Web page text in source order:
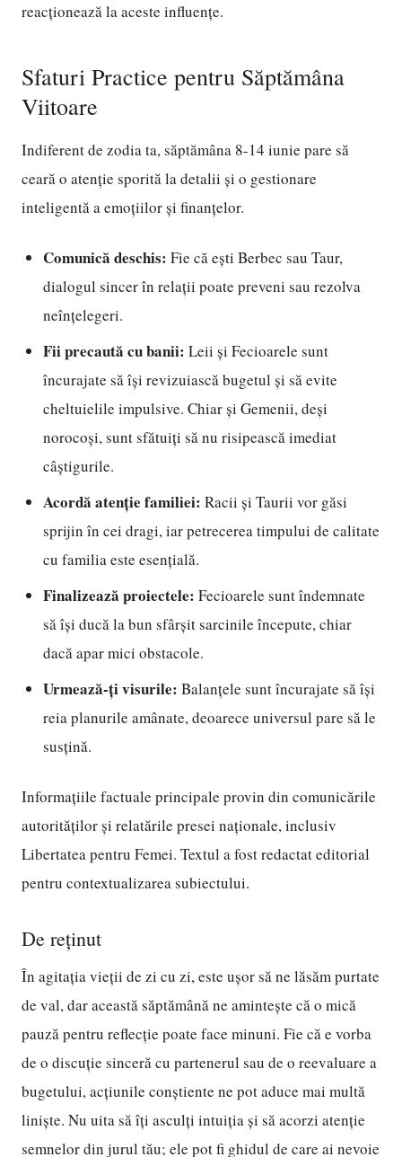
reacționează la aceste influențe.
Sfaturi Practice pentru Săptămâna
Viitoare
Indiferent de zodia ta, săptămâna 8-14 iunie pare să
ceară o atenție sporită la detalii și o gestionare
inteligentă a emoțiilor și finanțelor.
Comunică deschis: Fie că ești Berbec sau Taur,
dialogul sincer în relații poate preveni sau rezolva
neînțelegeri.
Fii precaută cu banii: Leii și Fecioarele sunt
încurajate să își revizuiască bugetul și să evite
cheltuielile impulsive. Chiar și Gemenii, deși
norocoși, sunt sfătuiți să nu risipească imediat
câștigurile.
Acordă atenție familiei: Racii și Taurii vor găsi
sprijin în cei dragi, iar petrecerea timpului de calitate
cu familia este esențială.
Finalizează proiectele: Fecioarele sunt îndemnate
să își ducă la bun sfârșit sarcinile începute, chiar
dacă apar mici obstacole.
Urmează-ți visurile: Balanțele sunt încurajate să își
reia planurile amânate, deoarece universul pare să le
susțină.
Informațiile factuale principale provin din comunicările
autorităților și relatările presei naționale, inclusiv
Libertatea pentru Femei. Textul a fost redactat editorial
pentru contextualizarea subiectului.
De reținut
În agitația vieții de zi cu zi, este ușor să ne lăsăm purtate
de val, dar această săptămână ne amintește că o mică
pauză pentru reflecție poate face minuni. Fie că e vorba
de o discuție sinceră cu partenerul sau de o reevaluare a
bugetului, acțiunile conștiente ne pot aduce mai multă
liniște. Nu uita să îți asculți intuiția și să acorzi atenție
semnelor din jurul tău; ele pot fi ghidul de care ai nevoie